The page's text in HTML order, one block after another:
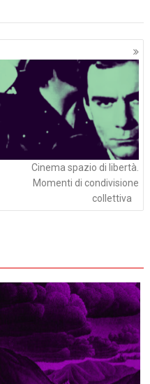
Cinema spazio di libertà.
Momenti di condivisione
collettiva